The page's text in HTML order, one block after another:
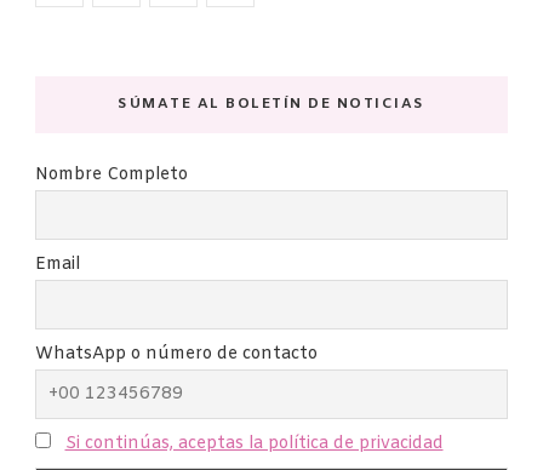
SÚMATE AL BOLETÍN DE NOTICIAS
Nombre Completo
Email
WhatsApp o número de contacto
Si continúas, aceptas la política de privacidad